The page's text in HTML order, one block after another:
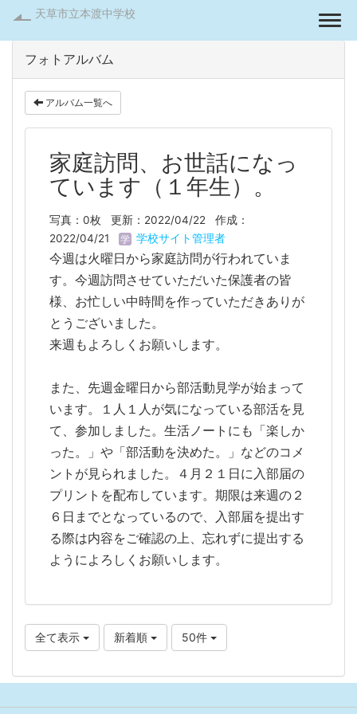
天草市立本渡中学校
フォトアルバム
アルバム一覧へ
家庭訪問、お世話になっ
ています（１年生）。
写真：0枚 更新：2022/04/22
作成：
2022/04/21
学校サイト管理者
今週は火曜日から家庭訪問が行われていま
す。今週訪問させていただいた保護者の皆
様、お忙しい中時間を作っていただきありが
とうございました。
来週もよろしくお願いします。
また、先週金曜日から部活動見学が始まって
います。１人１人が気になっている部活を見
て、参加しました。生活ノートにも「楽しか
った。」や「部活動を決めた。」などのコメ
ントが見られました。４月２１日に入部届の
プリントを配布しています。期限は来週の２
６日までとなっているので、入部届を提出す
る際は内容をご確認の上、忘れずに提出する
ようによろしくお願いします。
全て表示 新着順 50件